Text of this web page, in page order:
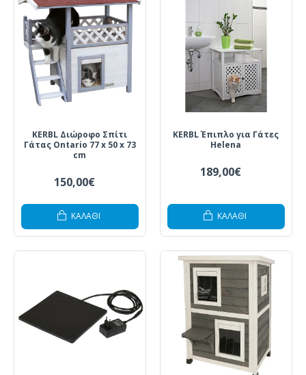
KERBL Διώροφο Σπίτι
Γάτας Ontario 77 x 50 x 73
cm
150,00€
ΚΑΛΆΘΙ
KERBL Έπιπλο για Γάτες
Helena
189,00€
ΚΑΛΆΘΙ